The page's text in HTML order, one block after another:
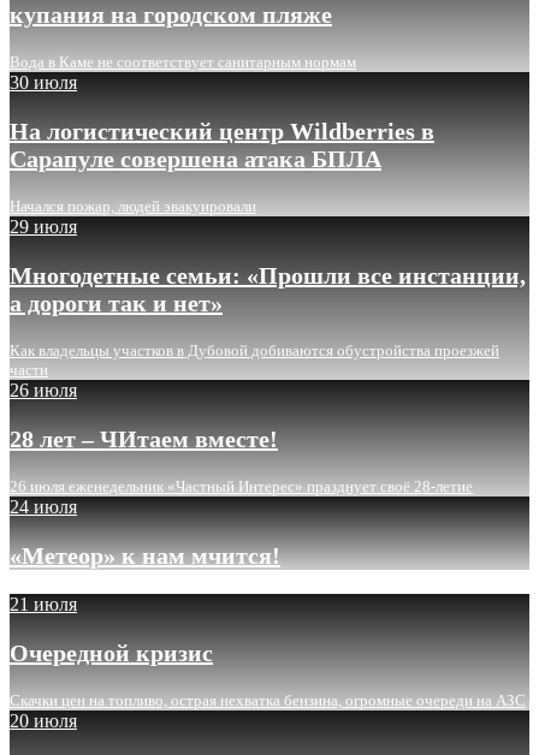
купания на городском пляже
Вода в Каме не соответствует санитарным нормам
30 июля
На логистический центр Wildberries в
Сарапуле совершена атака БПЛА
Начался пожар, людей эвакуировали
29 июля
Многодетные семьи: «Прошли все инстанции,
а дороги так и нет»
Как владельцы участков в Дубовой добиваются обустройства проезжей
части
26 июля
28 лет – ЧИтаем вместе!
26 июля еженедельник «Частный Интерес» празднует своё 28-летие
24 июля
«Метеор» к нам мчится!
21 июля
Очередной кризис
Скачки цен на топливо, острая нехватка бензина, огромные очереди на АЗС
20 июля